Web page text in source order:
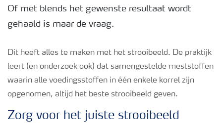
Meststoffen veiligheid
Webinars
Of met blends het gewenste resultaat wordt
gehaald is maar de vraag.
Dit heeft alles te maken met het strooibeeld. De praktijk
leert (en onderzoek ook) dat samengestelde meststoffen
waarin alle voedingsstoffen in één enkele korrel zijn
opgenomen, altijd het beste strooibeeld geven.
Zorg voor het juiste strooibeeld